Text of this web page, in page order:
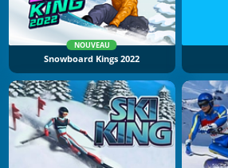
NOUVEAU
Snowboard Kings 2022